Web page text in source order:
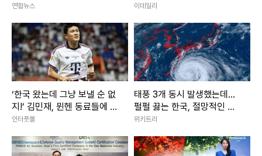
연합뉴스 이데일리
‘한국 왔는데 그냥 보낼 순 없
지!’ 김민재, 뮌헨 동료들에 한
턱냈다 “투어 기념 특별한 한
인터풋볼
태풍 3개 동시 발생했는데...
펄펄 끓는 한국, 절망적인 소
식 떴다
위키트리